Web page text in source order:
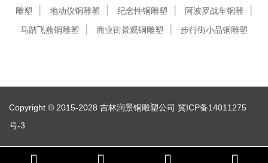
雕塑
地动仪铜雕塑 纪念性铜雕塑
阿波罗战车铜雕
马踏飞燕铜雕塑
商业街景观铜雕塑 步行街小品铜雕塑
Copyright © 2015-2028 吉林润景铜雕塑公司 冀ICP备14011275
号-3